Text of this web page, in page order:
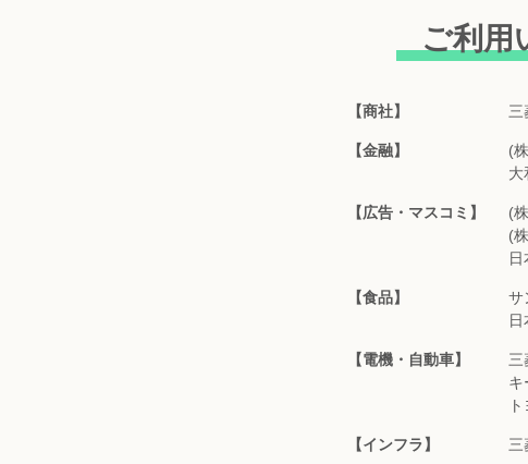
ご利用
【商社】 三
【金融】
(
大
【広告・マスコミ】
(
(
【食品】
サ
【電機・自動車】
三
キ
【インフラ】 三